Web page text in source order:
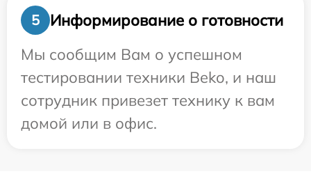
5
Информирование о готовности
Мы сообщим Вам о успешном
тестировании техники Beko, и наш
сотрудник привезет технику к вам
домой или в офис.